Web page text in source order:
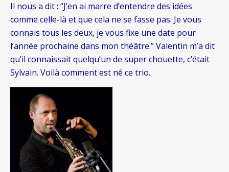
Il nous a dit : “J’en ai marre d’entendre des idées
comme celle-là et que cela ne se fasse pas. Je vous
connais tous les deux, je vous fixe une date pour
l’année prochaine dans mon théâtre.” Valentin m’a dit
qu’il connaissait quelqu’un de super chouette, c’était
Sylvain. Voilà comment est né ce trio.